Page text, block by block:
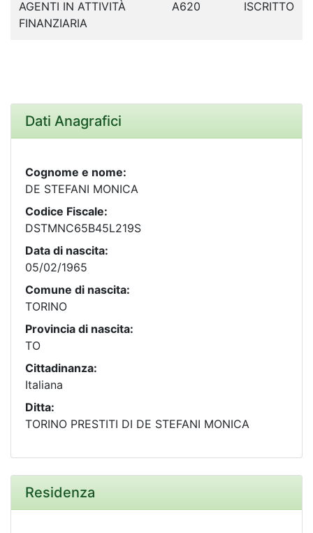
AGENTI IN ATTIVITÀ
FINANZIARIA
A620 ISCRITTO
Dati Anagrafici
Cognome e nome:
DE STEFANI MONICA
Codice Fiscale:
DSTMNC65B45L219S
Data di nascita:
05/02/1965
Comune di nascita:
TORINO
Provincia di nascita:
TO
Cittadinanza:
Italiana
Ditta:
TORINO PRESTITI DI DE STEFANI MONICA
Residenza